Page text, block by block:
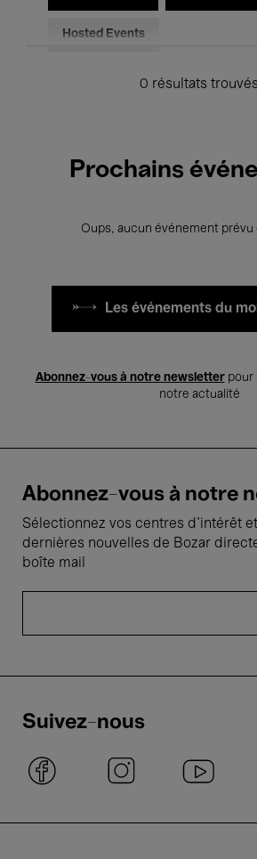
Hosted Events
0 résultats trouvés
Prochains
Oups, aucun événement prévu
Les événements du
Abonnez-vous à notre newsletterpour
notre actualité
Abonnez-vous à notre
Sélectionnez vos centres d'intérêt
dernières nouvelles de Bozar
boîte mail
Suivez-nous